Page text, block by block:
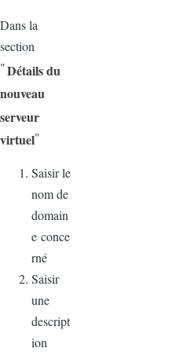
Dansla
section
"Détailsdu
nouveau
serveur
virtuel"
Saisirle
nom de
domain
e conce
rné
Saisir
une
descript
ion